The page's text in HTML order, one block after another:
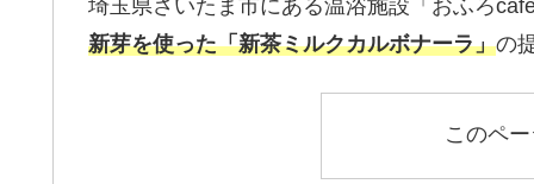
埼玉県さいたま市にある温浴施設「おふろ
新芽を使った「新茶ミルクカルボナーラ」の
このペ